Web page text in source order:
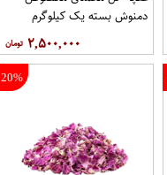
دمنوش بسته یک کیلوگرم
۲,۵۰۰,۰۰۰
20%